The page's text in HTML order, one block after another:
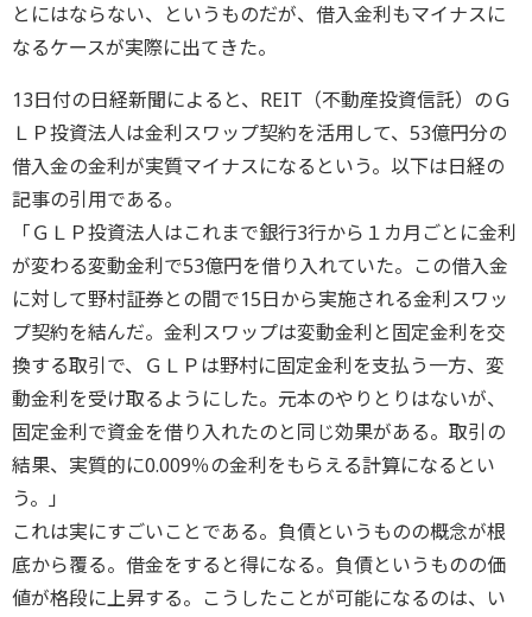
とにはならない、というものだが、借入金利もマイナスに
なるケースが実際に出てきた。
13日付の日経新聞によると、REIT（不動産投資信託）のＧ
ＬＰ投資法人は金利スワップ契約を活用して、53億円分の
借入金の金利が実質マイナスになるという。以下は日経の
記事の引用である。
「ＧＬＰ投資法人はこれまで銀行3行から１カ月ごとに金利
が変わる変動金利で53億円を借り入れていた。この借入金
に対して野村証券との間で15日から実施される金利スワッ
プ契約を結んだ。金利スワップは変動金利と固定金利を交
換する取引で、ＧＬＰは野村に固定金利を支払う一方、変
動金利を受け取るようにした。元本のやりとりはないが、
固定金利で資金を借り入れたのと同じ効果がある。取引の
結果、実質的に0.009％の金利をもらえる計算になるとい
う。」
これは実にすごいことである。負債というものの概念が根
底から覆る。借金をすると得になる。負債というものの価
値が格段に上昇する。こうしたことが可能になるのは、い